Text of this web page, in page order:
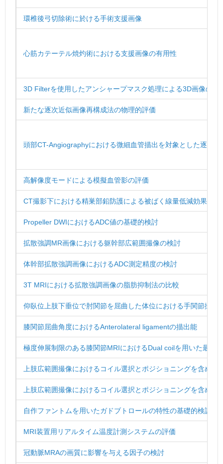
環椎後弓切除術に於ける手術支援画像
心筋カテーテル焼灼術における支援画像の有用性
3D Filterを使用したアンシャープマスク処理による3D画像の画
新たな逐次近似画像再構成法の物理的評価
頭部CT-Angiographyにおける微細血管描出を対象とした逐次
高解像度モードによる模擬血管影の評価
CT撮影下における精巣部鉛防護による被ばく線量低減効果の検
Propeller DWIにおけるADC値の基礎的検討
拡散強調MR画像における躯幹部広範囲撮像の検討
体幹部拡散強調画像におけるADC測定精度の検討
3T MRIにおける拡散強調画像の脂肪抑制法の比較
仰臥位上肢下垂位で肘関節を屈曲した体位における手関節撮像
膝関節屈曲角度におけるAnterolateral ligamentの描出能
極度伸展制限のある膝関節MRIにおけるDual coilを用いた最適
上肢広範囲撮像におけるコイル選択とポジショニングを含めた
上肢広範囲撮像におけるコイル選択とポジショニングを含め
自作ファントムを用いたガドブトロールの特性の基礎的検討
MRI装置用リアルタイム温度計測システムの評価
冠動脈MRAの画質に影響を与える因子の検討